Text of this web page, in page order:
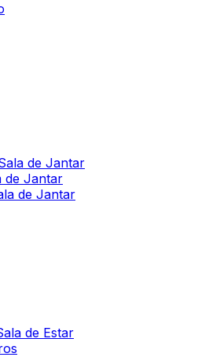
de Jantar
de Jantar
de Jantar
de Estar